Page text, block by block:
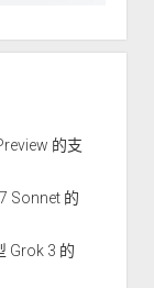
的支
Sonnet 的
Grok 3 的